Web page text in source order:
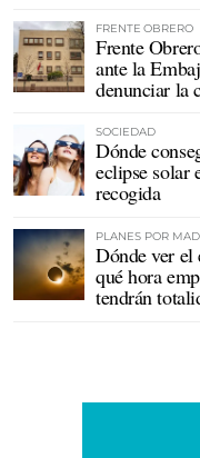
FRENTE OBRERO
Frente
ante la
denunciar la
SOCIEDAD
Dónde
eclipse solar
recogida
PLANES POR
Dónde ver el
qué hora
tendrán